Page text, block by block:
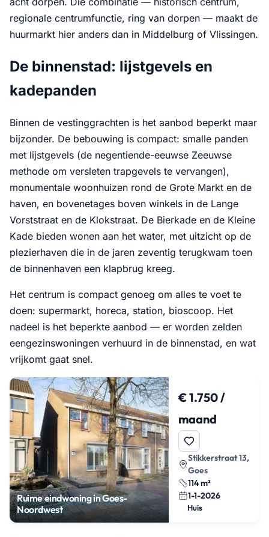
regionale centrumfunctie, ring van dorpen — maakt de
huurmarkt hier anders dan in Middelburg of Vlissingen.
De binnenstad: lijstgevels en
kadepanden
Binnen de vestinggrachten is het aanbod beperkt maar
bijzonder. De bebouwing is compact: smalle panden
met lijstgevels (de negentiende-eeuwse Zeeuwse
methode om versleten trapgevels te vervangen),
monumentale woonhuizen rond de Grote Markt en de
haven, en bovenetages boven winkels in de Lange
Vorststraat en de Klokstraat. De Bierkade en de Kleine
Kade bieden wonen aan het water, met uitzicht op de
plezierhaven die in de jaren zeventig terugkwam toen
de binnenhaven een klapbrug kreeg.
Het centrum is compact genoeg om alles te voet te
doen: supermarkt, horeca, station, bioscoop. Het
nadeel is het beperkte aanbod — er worden zelden
eengezinswoningen verhuurd in de binnenstad, en wat
vrijkomt gaat snel.
Ruime eindwoning in Goes-
Noordwest
€ 1.750 /
maand
Stikkerstraat 13,
Goes
114 m²
1-1-2026
Huis